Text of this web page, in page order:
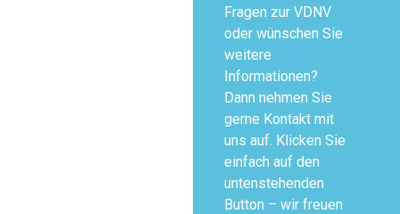
Fragen zur VDNV
oder wünschen Sie
weitere
Informationen?
Dann nehmen Sie
gerne Kontakt mit
uns auf. Klicken Sie
einfach auf den
untenstehenden
Button – wir freuen